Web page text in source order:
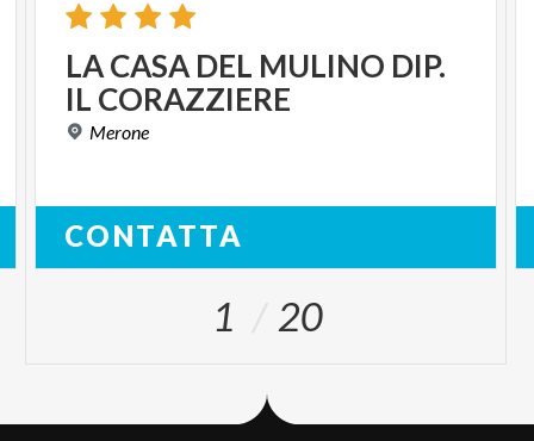
LACASA DEL MULINO DIP.
IL CORAZZIERE
Merone
CONTATTA
1 20